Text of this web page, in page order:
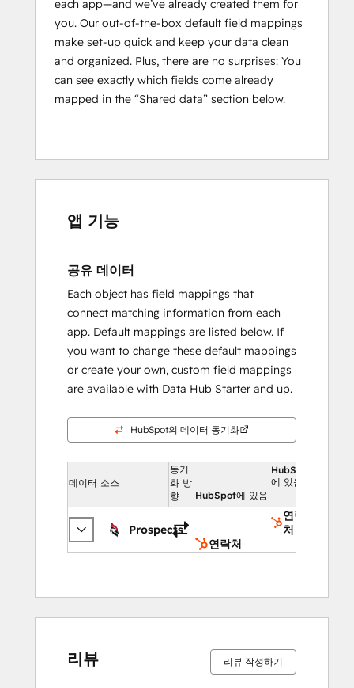
each app—and we’ve already created them for
you. Our out-of-the-box default field mappings
make set-up quick and keep your data clean
and organized. Plus, there are no surprises: You
can see exactly which fields come already
mapped in the “Shared data” section below.
앱 기능
공유 데이터
Each object has field mappings that
connect matching information from each
app. Default mappings are listed below. If
you want to change these default mappings
or create your own, custom field mappings
are available with Data Hub Starter and up.
HubSpot의 데이터 동기화
데이터 소스
동기
화 방
향
HubSpot
에 있음
HubSpot에 있음
Prospects
연락
처
연락처
리뷰 리뷰 작성하기
료
료
료
료
료